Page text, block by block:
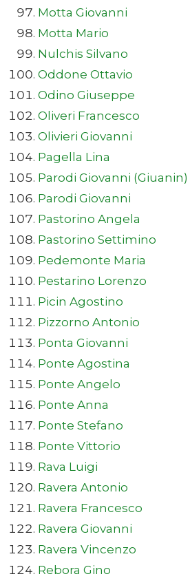
Motta Giovanni
Motta Mario
Nulchis Silvano
Oddone Ottavio
Odino Giuseppe
Oliveri Francesco
Olivieri Giovanni
Pagella Lina
Parodi Giovanni (Giuanin)
Parodi Giovanni
Pastorino Angela
Pastorino Settimino
Pedemonte Maria
Pestarino Lorenzo
Picin Agostino
Pizzorno Antonio
Ponta Giovanni
Ponte Agostina
Ponte Angelo
Ponte Anna
Ponte Stefano
Ponte Vittorio
Rava Luigi
Ravera Antonio
Ravera Francesco
Ravera Giovanni
Ravera Vincenzo
Rebora Gino